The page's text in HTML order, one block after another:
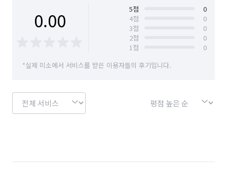
0.00 5점
0
4점
0
3점
0
2점
0
1점
0
*실제 미소에서 서비스를 받은 이용자들의 후기입니다.